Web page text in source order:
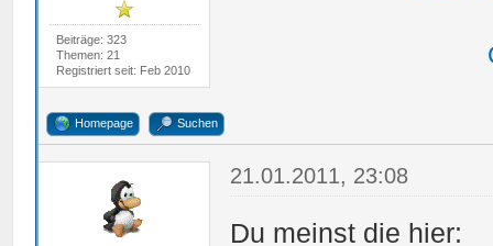
Beiträge: 323
Themen: 21
Registriert seit: Feb 2010
Homepage Suchen
21.01.2011, 23:08
Du meinst die hier: